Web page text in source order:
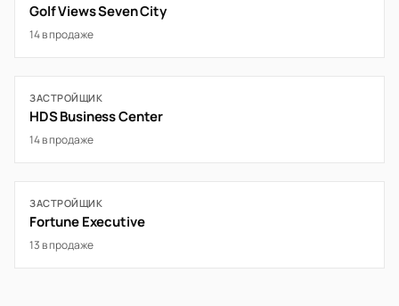
Golf Views Seven City
14 в продаже
ЗАСТРОЙЩИК
HDS Business Center
14 в продаже
ЗАСТРОЙЩИК
Fortune Executive
13 в продаже